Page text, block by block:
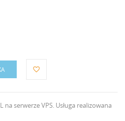
favorite_border
na serwerze VPS. Usługa realizowana